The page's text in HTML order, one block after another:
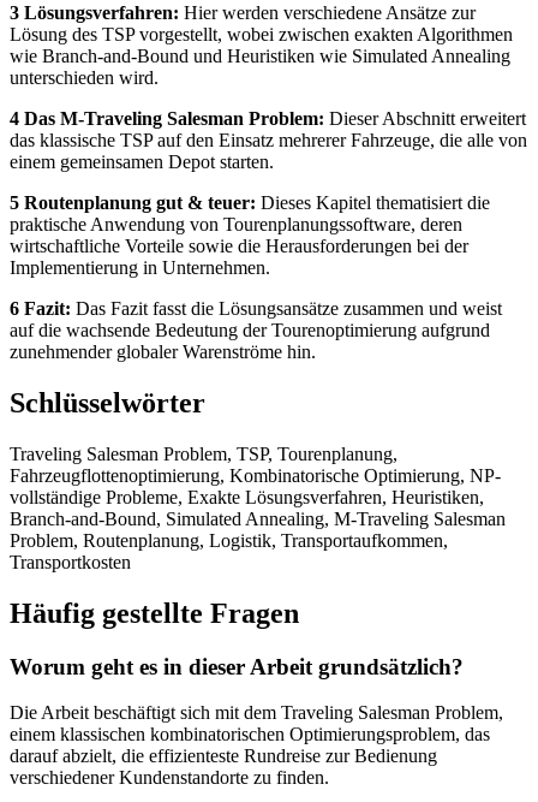
3 Lösungsverfahren: Hier werden verschiedene Ansätze zur
Lösung des TSP vorgestellt, wobei zwischen exakten Algorithmen
wie Branch-and-Bound und Heuristiken wie Simulated Annealing
unterschieden wird.
4 Das M-Traveling Salesman Problem: Dieser Abschnitt erweitert
das klassische TSP auf den Einsatz mehrerer Fahrzeuge, die alle von
einem gemeinsamen Depot starten.
5 Routenplanung gut & teuer: Dieses Kapitel thematisiert die
praktische Anwendung von Tourenplanungssoftware, deren
wirtschaftliche Vorteile sowie die Herausforderungen bei der
Implementierung in Unternehmen.
6 Fazit: Das Fazit fasst die Lösungsansätze zusammen und weist
auf die wachsende Bedeutung der Tourenoptimierung aufgrund
zunehmender globaler Warenströme hin.
Schlüsselwörter
Traveling Salesman Problem, TSP, Tourenplanung,
Fahrzeugflottenoptimierung, Kombinatorische Optimierung, NP-
vollständige Probleme, Exakte Lösungsverfahren, Heuristiken,
Branch-and-Bound, Simulated Annealing, M-Traveling Salesman
Problem, Routenplanung, Logistik, Transportaufkommen,
Transportkosten
Häufig gestellte Fragen
Worum geht es in dieser Arbeit grundsätzlich?
Die Arbeit beschäftigt sich mit dem Traveling Salesman Problem,
einem klassischen kombinatorischen Optimierungsproblem, das
darauf abzielt, die effizienteste Rundreise zur Bedienung
verschiedener Kundenstandorte zu finden.